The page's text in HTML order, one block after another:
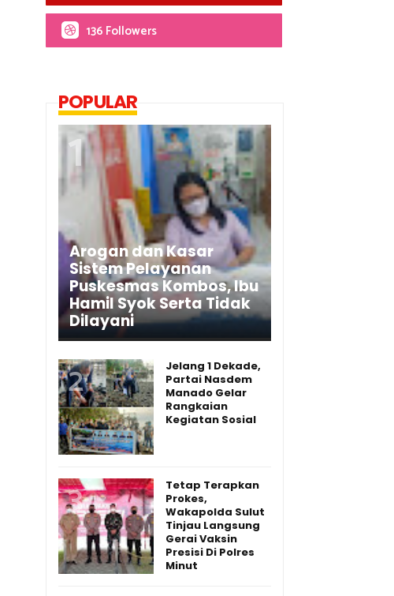
136 Followers
POPULAR
Arogan dan Kasar
Sistem Pelayanan
Puskesmas Kombos, Ibu
Hamil Syok Serta Tidak
Dilayani
Jelang 1 Dekade,
Partai Nasdem
Manado Gelar
Rangkaian
Kegiatan Sosial
Tetap Terapkan
Prokes,
Wakapolda Sulut
Tinjau Langsung
Gerai Vaksin
Presisi Di Polres
Minut